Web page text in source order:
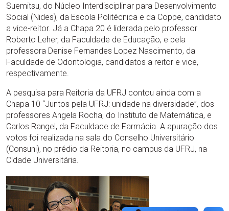
Suemitsu, do Núcleo Interdisciplinar para Desenvolvimento
Social (Nides), da Escola Politécnica e da Coppe, candidato
a vice-reitor. Já a Chapa 20 é liderada pelo professor
Roberto Leher, da Faculdade de Educação, e pela
professora Denise Fernandes Lopez Nascimento, da
Faculdade de Odontologia, candidatos a reitor e vice,
respectivamente.
A pesquisa para Reitoria da UFRJ contou ainda com a
Chapa 10 “Juntos pela UFRJ: unidade na diversidade”, dos
professores Angela Rocha, do Instituto de Matemática, e
Carlos Rangel, da Faculdade de Farmácia. A apuração dos
votos foi realizada na sala do Conselho Universitário
(Consuni), no prédio da Reitoria, no campus da UFRJ, na
Cidade Universitária.